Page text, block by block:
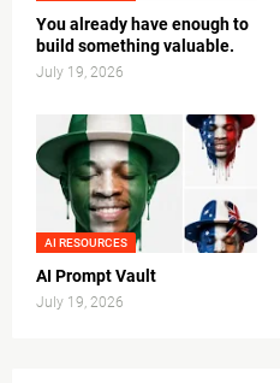
You already have enough to
build something valuable.
July 19, 2026
AI RESOURCES
AI Prompt Vault
July 19, 2026